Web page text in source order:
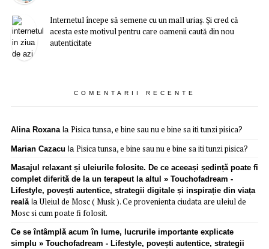
Internetul începe să semene cu un mall uriaș. Și cred că
acesta este motivul pentru care oamenii caută din nou
autenticitate
COMENTARII RECENTE
Alina Roxanala Pisica tunsa, e bine sau nu e bine sa iti tunzi pisica?
Marian Cazacu la Pisica tunsa, e bine sau nu e bine sa iti tunzi pisica?
Masajul relaxant și uleiurile folosite. De ce aceeași ședință poate fi
complet diferită de la un terapeut la altul » Touchofadream -
Lifestyle, povești autentice, strategii digitale și inspirație din viața
realălaUleiul de Mosc ( Musk ). Ce provenienta ciudata are uleiul de
Mosc si cum poate fi folosit.
Ce se întâmplă acum în lume, lucrurile importante explicate
simplu » Touchofadream - Lifestyle, povești autentice, strategii